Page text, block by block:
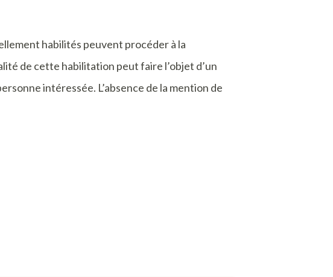
habilités peuvent procéder à la
de cette habilitation peut faire l’objet d’un
intéressée. L’absence de la mention de